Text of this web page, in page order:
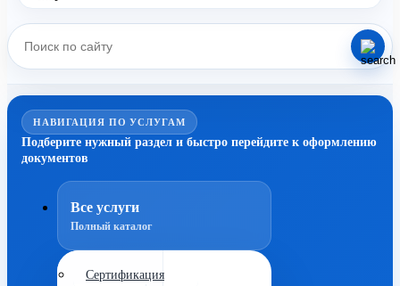
НАВИГАЦИЯ ПО УСЛУГАМ
Подберите нужный раздел и быстро перейдите к оформлению
документов
Все услуги
Полный каталог
Сертификация